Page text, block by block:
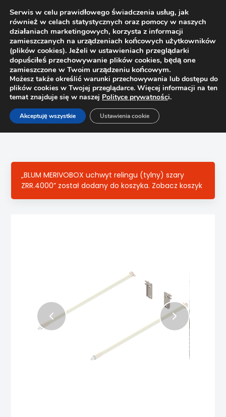
Strona główna Sklep
Szuflady
Reling podłużny z mocowaniem do Metabox Blum
„BLUM MERIVOBOX uchwyt relingu (tylny) szary
ZRR.4000” został dodany do koszyka. Zobacz koszyk
Serwis w celu prawidłowego świadczenia usług, jak
również w celach statystycznych oraz pomocy w naszych
działaniach marketingowych, korzysta z informacji
zamieszczanych na urządzeniach końcowych użytkowników
(plików cookies). Jeżeli w ustawieniach przeglądarki
dopuściłeś przechowywanie plików cookies, będą one
zamieszczone w Twoim urządzeniu końcowym.
Możesz także określić warunki przechowywania lub dostępu do
plików cookies w Twojej przeglądarce. Więcej informacji na ten
temat znajduje się w naszej Polityce prywatności.
Akceptuję wszystkie Ustawienia cookie